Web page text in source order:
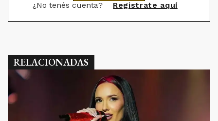
¿No tenés cuenta? Registrate aquí
RELACIONADAS